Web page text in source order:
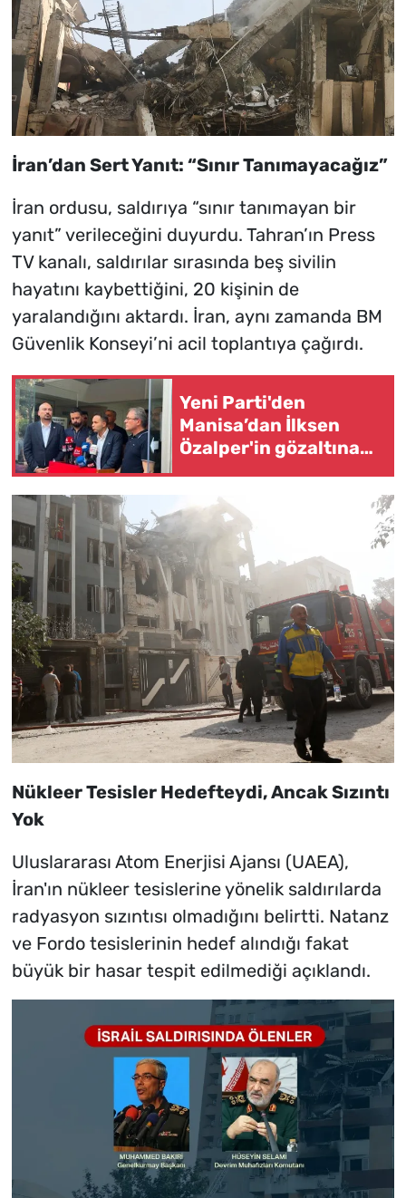
İran’dan Sert Yanıt: “Sınır Tanımayacağız”
İran ordusu, saldırıya “sınır tanımayan bir
yanıt” verileceğini duyurdu. Tahran’ın Press
TV kanalı, saldırılar sırasında beş sivilin
hayatını kaybettiğini, 20 kişinin de
yaralandığını aktardı. İran, aynı zamanda BM
Güvenlik Konseyi’ni acil toplantıya çağırdı.
Yeni Parti'den
Manisa’dan İlksen
Özalper'in gözaltına
ortak açıklama Yapıldı
Nükleer Tesisler Hedefteydi, Ancak Sızıntı
Yok
Uluslararası Atom Enerjisi Ajansı (UAEA),
İran'ın nükleer tesislerine yönelik saldırılarda
radyasyon sızıntısı olmadığını belirtti. Natanz
ve Fordo tesislerinin hedef alındığı fakat
büyük bir hasar tespit edilmediği açıklandı.